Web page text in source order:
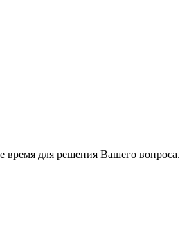
для решения Вашего вопроса.